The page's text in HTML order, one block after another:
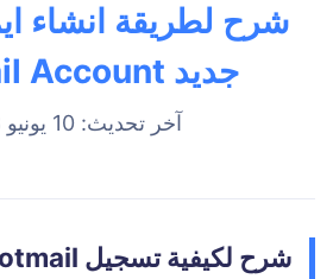
شرح لطريقة انشاء
جديد Hotmail Account
آخر تحديث: 10 يونيو 2018